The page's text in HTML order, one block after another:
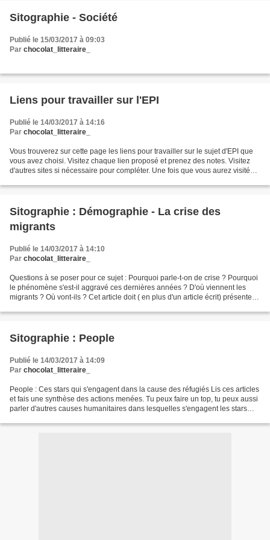
Sitographie - Société
Publié le 15/03/2017 à 09:03
Par chocolat_litteraire_
Liens pour travailler sur l'EPI
Publié le 14/03/2017 à 14:16
Par chocolat_litteraire_
Vous trouverez sur cette page les liens pour travailler sur le sujet d'EPI que
vous avez choisi. Visitez chaque lien proposé et prenez des notes. Visitez
d'autres sites si nécessaire pour compléter. Une fois que vous aurez visité
Sitographie : Démographie - La crise des
migrants
Publié le 14/03/2017 à 14:10
Par chocolat_litteraire_
Questions à se poser pour ce sujet : Pourquoi parle-t-on de crise ? Pourquoi
le phénomène s'est-il aggravé ces dernières années ? D'où viennent les
migrants ? Où vont-ils ? Cet article doit ( en plus d'un article écrit) présenter
Sitographie : People
Publié le 14/03/2017 à 14:09
Par chocolat_litteraire_
People : Ces stars qui s'engagent dans la cause des réfugiés Lis ces articles
et fais une synthèse des actions menées. Tu peux faire un top, tu peux aussi
parler d'autres causes humanitaires dans lesquelles s'engagent les stars